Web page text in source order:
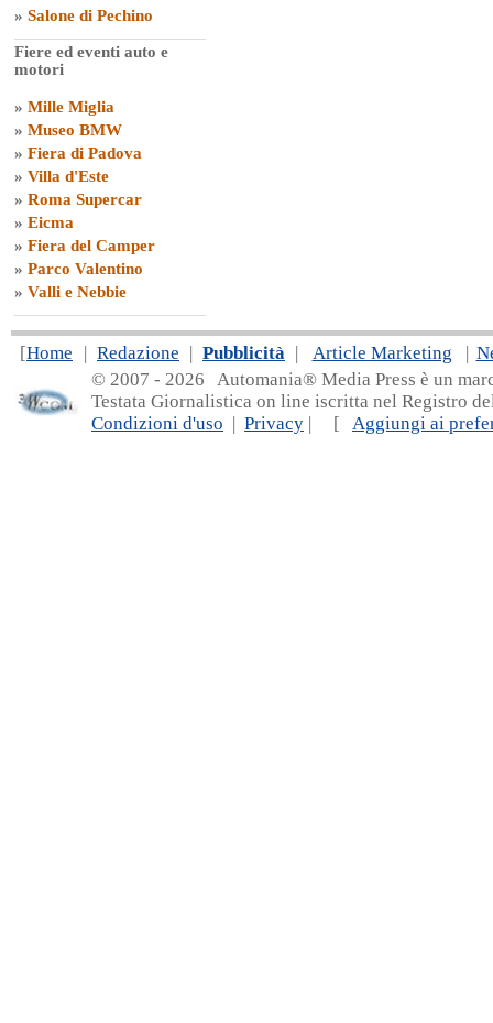
» Salone di Pechino
Fiere ed eventi auto e
motori
» Mille Miglia
» Museo BMW
» Fiera di Padova
» Villa d'Este
» Roma Supercar
» Eicma
» Fiera del Camper
» Parco Valentino
» Valli e Nebbie
[Home | Redazione | Pubblicità | Article Marketing |
© 2007 - 2026 Automania® Media Press è un
Testata Giornalistica on line iscritta nel Registro
Condizioni d'uso | Privacy | [ Aggiungi ai